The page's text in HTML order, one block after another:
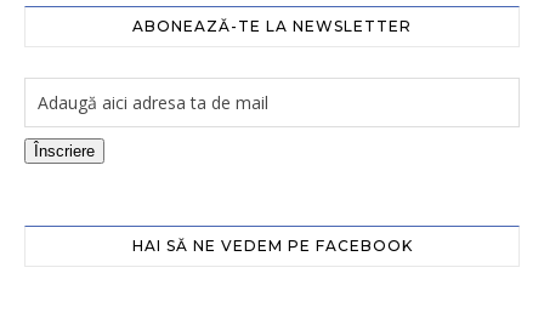
ABONEAZĂ-TE LA NEWSLETTER
Înscriere
HAI SĂ NE VEDEM PE FACEBOOK